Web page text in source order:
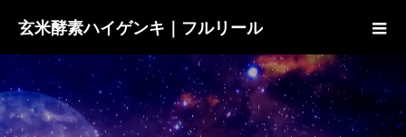
玄米酵素ハイゲンキ｜フルリール